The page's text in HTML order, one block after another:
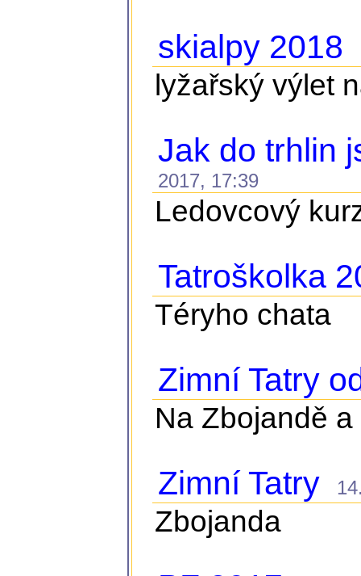
skialpy 2018
lyžařský výlet
Jak do trhlin
2017, 17:39
Ledovcový
Tatroškolka
Téryho chata
Zimní Tatry
Na Zbojandě
Zimní Tatry
Zbojanda